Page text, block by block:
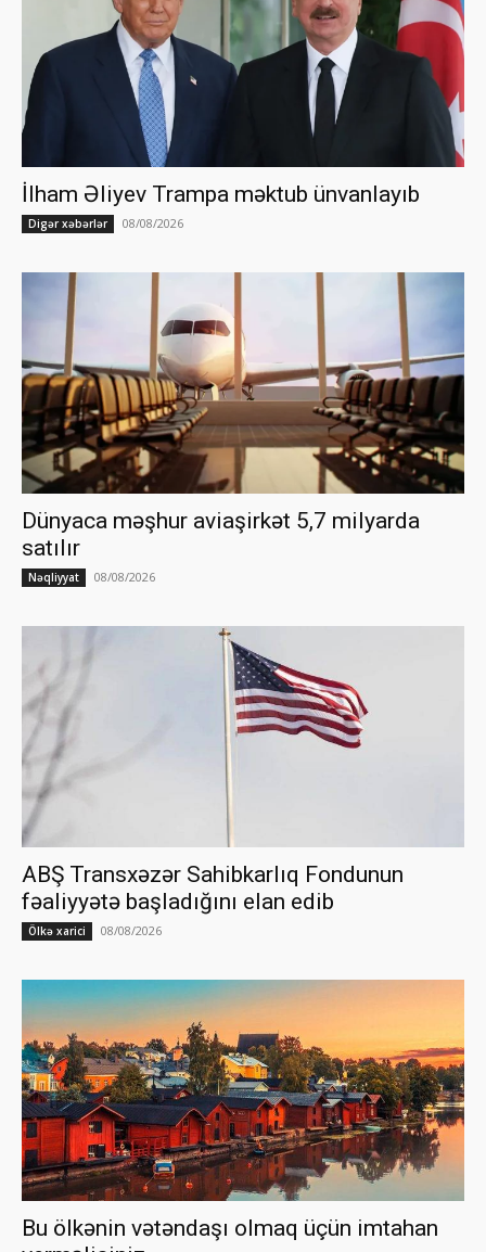
İlham Əliyev Trampa məktub ünvanlayıb
Digər xəbərlər 08/08/2026
Dünyaca məşhur aviaşirkət 5,7 milyarda
satılır
Nəqliyyat 08/08/2026
ABŞ Transxəzər Sahibkarlıq Fondunun
fəaliyyətə başladığını elan edib
Ölkə xarici 08/08/2026
Bu ölkənin vətəndaşı olmaq üçün imtahan